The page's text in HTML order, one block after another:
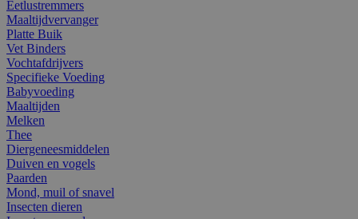
Eetlustremmers
Maaltijdvervanger
Platte Buik
Vet Binders
Vochtafdrijvers
Specifieke Voeding
Babyvoeding
Maaltijden
Melken
Thee
Diergeneesmiddelen
Duiven en vogels
Paarden
Mond, muil of snavel
Insecten dieren